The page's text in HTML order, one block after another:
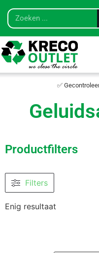
✅
Productfilters
Filters
Enig resultaat